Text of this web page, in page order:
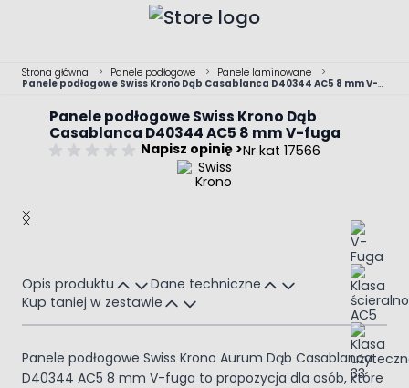
Strona główna > Panele podłogowe > Panele laminowane
>
Panele podłogowe Swiss Krono Dąb Casablanca D40344 AC5 8 mm V-
Panele podłogowe Swiss Krono Dąb
Casablanca D40344 AC5 8 mm V-fuga
Napisz opinię >Nr kat 17566
Main image
Click to view image in fullscreen
Opis produktu
Dane techniczne
Kup taniej w zestawie
Panele podłogowe Swiss Krono Aurum Dąb Casablanca
D40344 AC5 8 mm V-fuga to propozycja dla osób, które